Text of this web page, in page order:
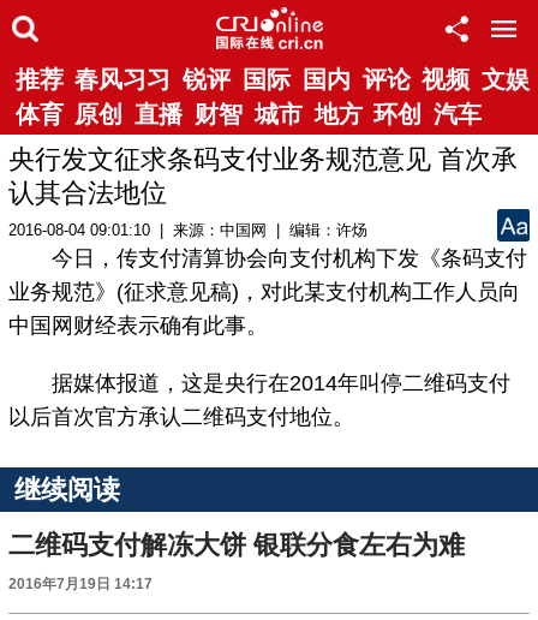
推荐 春风习习 锐评 国际 国内 评论 视频 文娱
体育 原创 直播 财智 城市 地方 环创 汽车
央行发文征求条码支付业务规范意见 首次承
认其合法地位
2016-08-04 09:01:10 | 来源：中国网 | 编辑：许炀
今日，传支付清算协会向支付机构下发《条码支付
业务规范》(征求意见稿)，对此某支付机构工作人员向
中国网财经表示确有此事。
据媒体报道，这是央行在2014年叫停二维码支付
以后首次官方承认二维码支付地位。
继续阅读
二维码支付解冻大饼 银联分食左右为难
2016年7月19日 14:17